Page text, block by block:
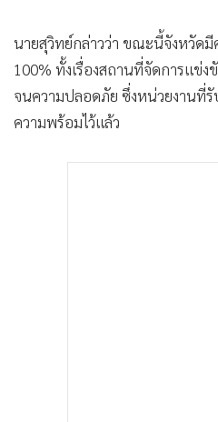
นายสุวิทย์กล่าวว่า ขณะนี้จังหวัดมี
100% ทั้งเรื่องสถานที่จัดการแข่
จนความปลอดภัย ซึ่งหน่วยงานที่
ความพร้อมไว้แล้ว